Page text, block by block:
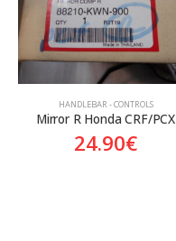
HANDLEBAR - CONTROLS
Mirror R Honda CRF/PCX
24.90€